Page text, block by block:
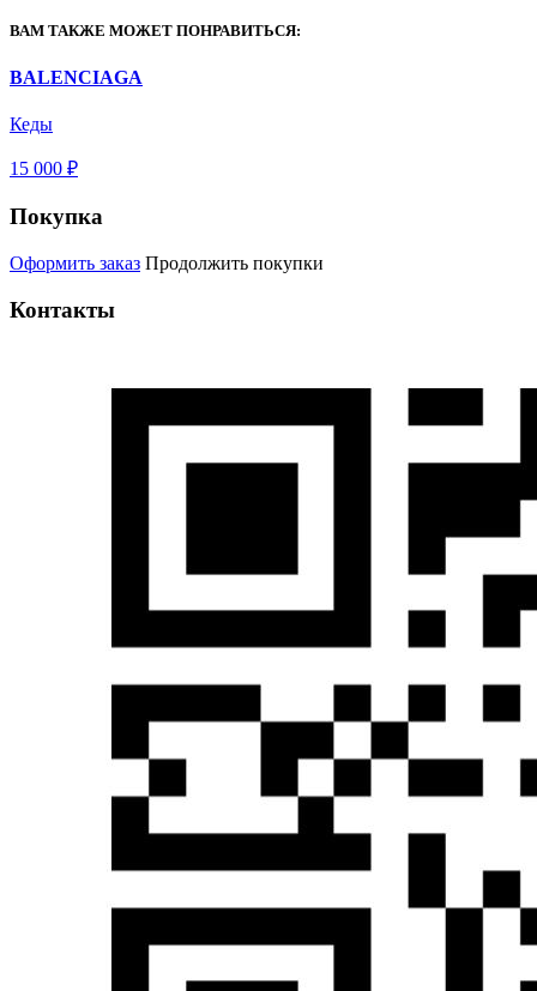
ВАМ ТАКЖЕ МОЖЕТ ПОНРАВИТЬСЯ:
BALENCIAGA
Кеды
15 000 ₽
Покупка
Оформить заказ Продолжить покупки
Контакты